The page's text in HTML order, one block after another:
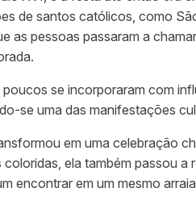
de santos católicos, como
as pessoas passaram a
se incorporaram com
se uma das manifestações
em uma celebração
ela também passou a
encontrar em um mesmo